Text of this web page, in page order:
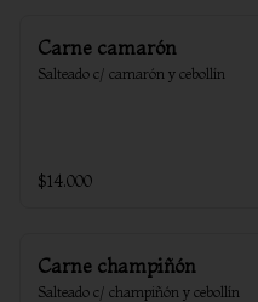
Carne camarón
Salteado c/ camarón y cebollín
$14.000
Carne champiñón
Salteado c/ champiñón y cebollín